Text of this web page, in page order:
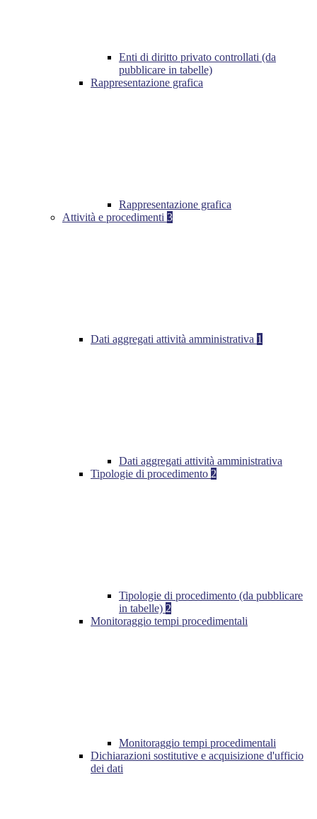
Enti di diritto privato controllati (da
pubblicare in tabelle)
Rappresentazione grafica
Rappresentazione grafica
Attività e procedimenti 3
Dati aggregati attività amministrativa 1
Dati aggregati attività amministrativa
Tipologie di procedimento 2
Tipologie di procedimento (da pubblicare
in tabelle) 2
Monitoraggio tempi procedimentali
Monitoraggio tempi procedimentali
Dichiarazioni sostitutive e acquisizione d'ufficio
dei dati